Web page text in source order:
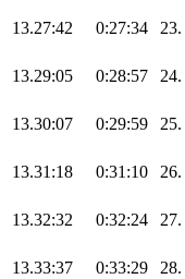
13.27:42 0:27:34 23.
13.29:05 0:28:57 24.
13.30:07 0:29:59 25.
13.31:18 0:31:10 26.
13.32:32 0:32:24 27.
13.33:37 0:33:29 28.